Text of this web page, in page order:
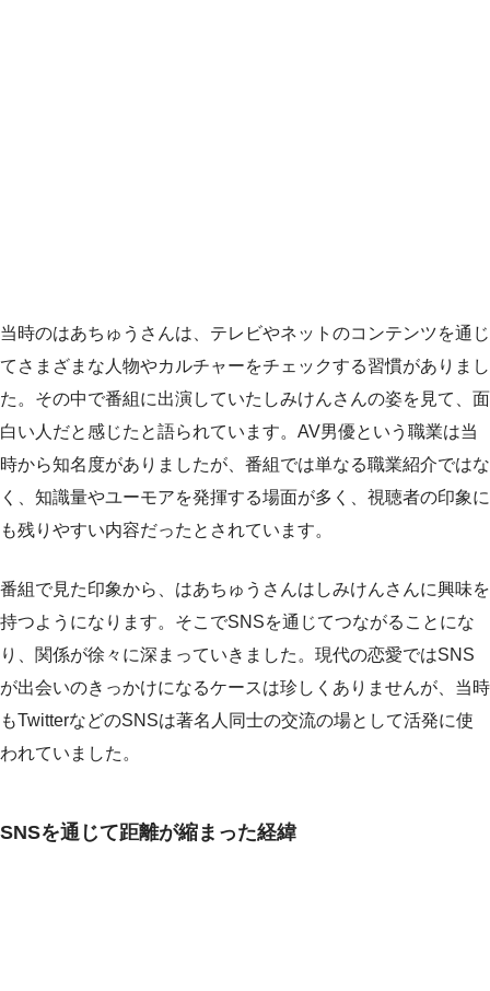
当時のはあちゅうさんは、テレビやネットのコンテンツを通じ
てさまざまな人物やカルチャーをチェックする習慣がありまし
た。その中で番組に出演していたしみけんさんの姿を見て、面
白い人だと感じたと語られています。AV男優という職業は当
時から知名度がありましたが、番組では単なる職業紹介ではな
く、知識量やユーモアを発揮する場面が多く、視聴者の印象に
も残りやすい内容だったとされています。
番組で見た印象から、はあちゅうさんはしみけんさんに興味を
持つようになります。そこでSNSを通じてつながることにな
り、関係が徐々に深まっていきました。現代の恋愛ではSNS
が出会いのきっかけになるケースは珍しくありませんが、当時
もTwitterなどのSNSは著名人同士の交流の場として活発に使
われていました。
SNSを通じて距離が縮まった経緯